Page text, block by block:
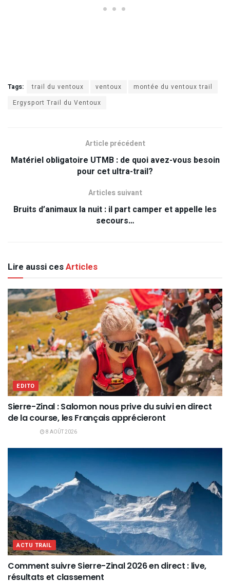
Tags: trail du ventoux ventoux
montée du ventoux trail
Ergysport Trail du Ventoux
Article précédent
Matériel obligatoire UTMB : de quoi avez-vous besoin
pour cet ultra-trail?
Articles suivant
Bruits d’animaux la nuit : il part camper et appelle les
secours…
Lire aussi cesArticles
EDITO
Sierre-Zinal : Salomon nous prive du suivi en direct
de la course, les Français apprécieront
8 AOÛT 2026
ACTU TRAIL
Comment suivre Sierre-Zinal 2026 en direct : live,
résultats et classement